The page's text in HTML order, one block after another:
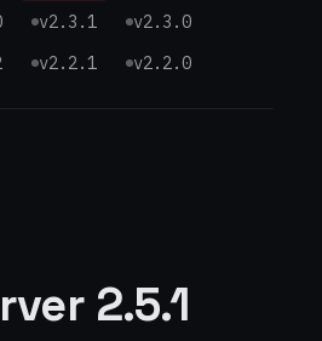
v2.3.1
v2.3.0
v2.2.1 v2.2.0
2.5.1